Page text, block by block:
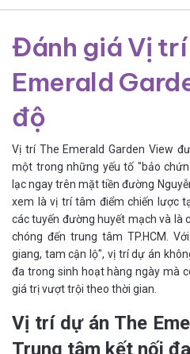
Đánh giá Vị trí
Emerald
độ
Vị trí The Emerald Garden View
một trong những yếu tố "bảo
lạc ngay trên mặt tiền đường
xem là vị trí tâm điểm chiến lược
các tuyến đường huyết mạch và là
chóng đến trung tâm TP.HCM.
giang, tam cận lộ", vị trí dự án
đa trong sinh hoạt hàng ngày mà
giá trị vượt trội theo thời gian.
Vị trí dự án The
Trung tâm kết nối